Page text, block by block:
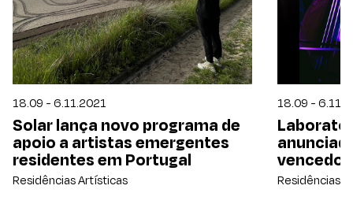
18.09 - 6.11.2021
Solar lança novo programa de
apoio a artistas emergentes
residentes em Portugal
Residências Artísticas
18.09 -
Residências